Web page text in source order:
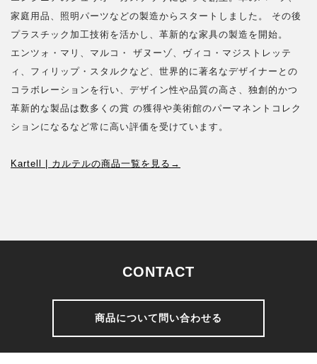
家庭用品、照明パーツなどの製造からスタートしました。 その後
プラスチック加工技術を活かし、革新的な家具の製造を開始。
エンツォ・マリ、マルコ・ ザヌーゾ、ヴィコ・マジストレッテ
ィ、フィリップ・スタルクなど、世界的に著名なデザイナーとの
コラボレーションを行い、デザイン性や品質の高さ、独創的かつ
革新的な製品は数多くの賞 の獲得や美術館のパーマネントコレク
ションになるなど常に高い評価を受けています。
Kartell | カルテルの商品一覧を見る→
CONTACT
商品について問い合わせる